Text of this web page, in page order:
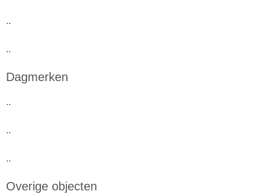
..
..
Dagmerken
..
..
..
Overige objecten